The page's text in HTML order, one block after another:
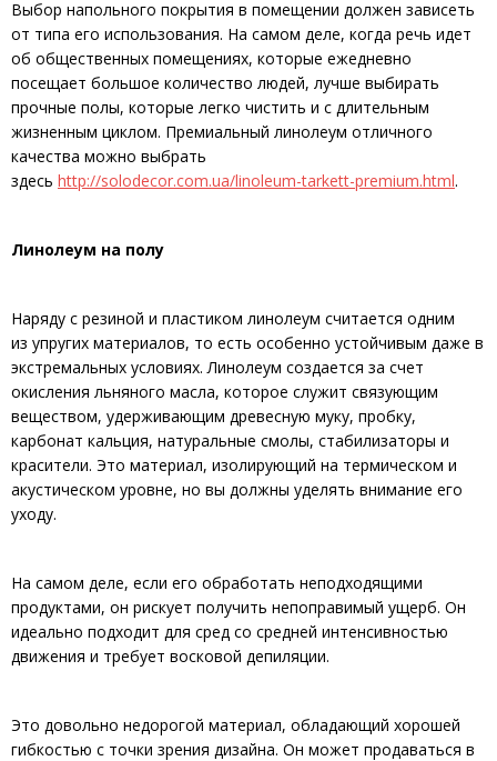
Выбор напольного покрытия в помещении должен зависеть
от типа его использования. На самом деле, когда речь идет
об общественных помещениях, которые ежедневно
посещает большое количество людей, лучше выбирать
прочные полы, которые легко чистить и с длительным
жизненным циклом. Премиальный линолеум отличного
качества можно выбрать
здесь http://solodecor.com.ua/linoleum-tarkett-premium.html.
Линолеум на полу
Наряду с резиной и пластиком линолеум считается одним
из упругих материалов, то есть особенно устойчивым даже в
экстремальных условиях. Линолеум создается за счет
окисления льняного масла, которое служит связующим
веществом, удерживающим древесную муку, пробку,
карбонат кальция, натуральные смолы, стабилизаторы и
красители. Это материал, изолирующий на термическом и
акустическом уровне, но вы должны уделять внимание его
уходу.
На самом деле, если его обработать неподходящими
продуктами, он рискует получить непоправимый ущерб. Он
идеально подходит для сред со средней интенсивностью
движения и требует восковой депиляции.
Это довольно недорогой материал, обладающий хорошей
гибкостью с точки зрения дизайна. Он может продаваться в